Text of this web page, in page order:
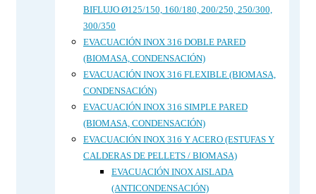
BIFLUJO Ø125/150, 160/180, 200/250, 250/300,
300/350
EVACUACIÓN INOX 316 DOBLE PARED
(BIOMASA, CONDENSACIÓN)
EVACUACIÓN INOX 316 FLEXIBLE (BIOMASA,
CONDENSACIÓN)
EVACUACIÓN INOX 316 SIMPLE PARED
(BIOMASA, CONDENSACIÓN)
EVACUACIÓN INOX 316 Y ACERO (ESTUFAS Y
CALDERAS DE PELLETS / BIOMASA)
EVACUACIÓN INOX AISLADA
(ANTICONDENSACIÓN)